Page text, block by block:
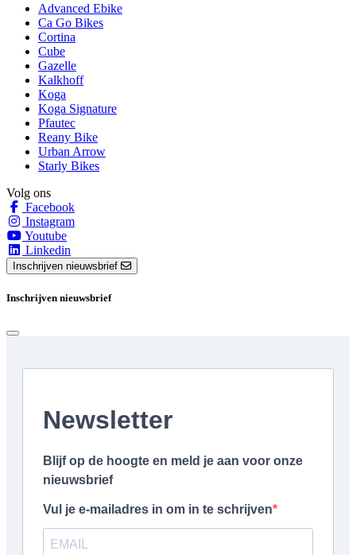
Advanced Ebike
Ca Go Bikes
Cortina
Cube
Gazelle
Kalkhoff
Koga
Koga Signature
Pfautec
Reany Bike
Urban Arrow
Starly Bikes
Volg ons
Facebook
Instagram
Youtube
Linkedin
Inschrijven nieuwsbrief
Inschrijven nieuwsbrief